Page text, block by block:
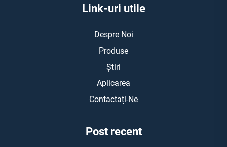
Link-uri utile
Despre Noi
Produse
Știri
Aplicarea
Contactați-Ne
Post recent